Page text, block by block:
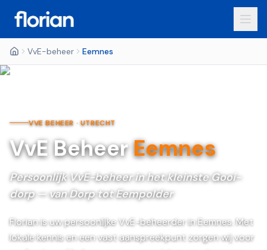
VvE-beheer Eemnes
VVE BEHEER ·UTRECHT
VvE BeheerEemnes
Persoonlijk VvE-beheer in het kleinste Gooi-
dorp — van Dorp tot Eempolder
Florian is uw persoonlijke VvE-beheerder in Eemnes. Met
lokale kennis en een vast aanspreekpunt zorgen wij voor